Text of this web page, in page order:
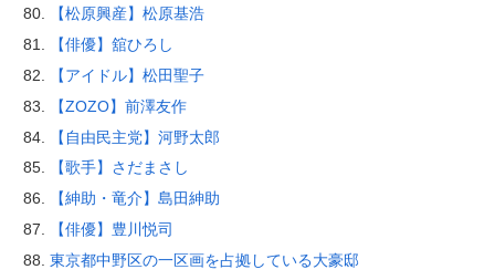
【松原興産】松原基浩
【俳優】舘ひろし
【アイドル】松田聖子
【ZOZO】前澤友作
【自由民主党】河野太郎
【歌手】さだまさし
【紳助・竜介】島田紳助
【俳優】豊川悦司
東京都中野区の一区画を占拠している大豪邸